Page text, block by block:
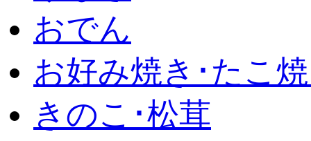
おでん
お好み焼き･たこ
きのこ･松茸